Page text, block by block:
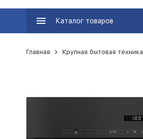
Каталог товаров
Главная Крупная бытовая техника